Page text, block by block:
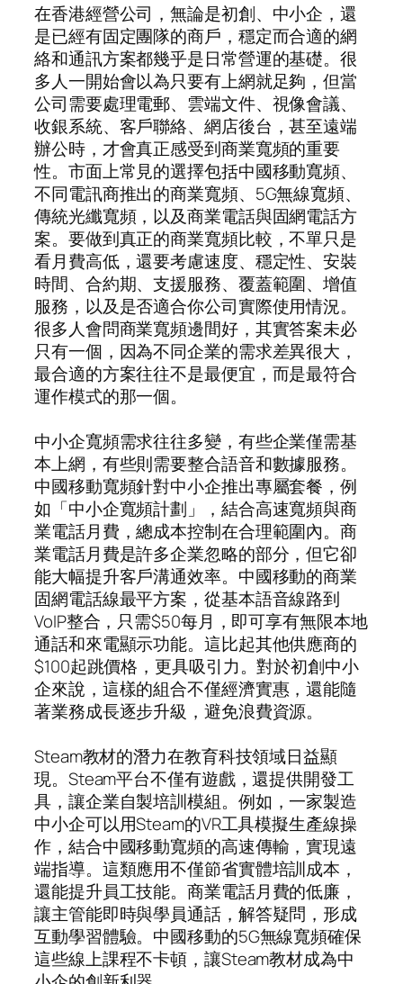
在香港經營公司，無論是初創、中小企，還
是已經有固定團隊的商戶，穩定而合適的網
絡和通訊方案都幾乎是日常營運的基礎。很
多人一開始會以為只要有上網就足夠，但當
公司需要處理電郵、雲端文件、視像會議、
收銀系統、客戶聯絡、網店後台，甚至遠端
辦公時，才會真正感受到商業寬頻的重要
性。市面上常見的選擇包括中國移動寬頻、
不同電訊商推出的商業寬頻、5G無線寬頻、
傳統光纖寬頻，以及商業電話與固網電話方
案。要做到真正的商業寬頻比較，不單只是
看月費高低，還要考慮速度、穩定性、安裝
時間、合約期、支援服務、覆蓋範圍、增值
服務，以及是否適合你公司實際使用情況。
很多人會問商業寬頻邊間好，其實答案未必
只有一個，因為不同企業的需求差異很大，
最合適的方案往往不是最便宜，而是最符合
運作模式的那一個。
中小企寬頻需求往往多變，有些企業僅需基
本上網，有些則需要整合語音和數據服務。
中國移動寬頻針對中小企推出專屬套餐，例
如「中小企寬頻計劃」，結合高速寬頻與商
業電話月費，總成本控制在合理範圍內。商
業電話月費是許多企業忽略的部分，但它卻
能大幅提升客戶溝通效率。中國移動的商業
固網電話線最平方案，從基本語音線路到
VoIP整合，只需$50每月，即可享有無限本地
通話和來電顯示功能。這比起其他供應商的
$100起跳價格，更具吸引力。對於初創中小
企來說，這樣的組合不僅經濟實惠，還能隨
著業務成長逐步升級，避免浪費資源。
Steam教材的潛力在教育科技領域日益顯
現。Steam平台不僅有遊戲，還提供開發工
具，讓企業自製培訓模組。例如，一家製造
中小企可以用Steam的VR工具模擬生產線操
作，結合中國移動寬頻的高速傳輸，實現遠
端指導。這類應用不僅節省實體培訓成本，
還能提升員工技能。商業電話月費的低廉，
讓主管能即時與學員通話，解答疑問，形成
互動學習體驗。中國移動的5G無線寬頻確保
這些線上課程不卡頓，讓Steam教材成為中